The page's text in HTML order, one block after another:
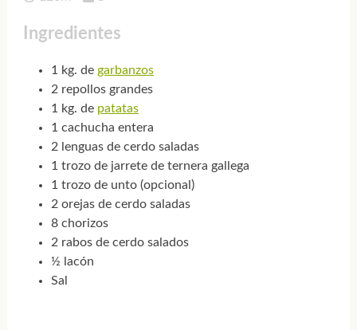
Ingredientes
1 kg. de garbanzos
2 repollos grandes
1 kg. de patatas
1 cachucha entera
2 lenguas de cerdo saladas
1 trozo de jarrete de ternera gallega
1 trozo de unto (opcional)
2 orejas de cerdo saladas
8 chorizos
2 rabos de cerdo salados
½ lacón
Sal